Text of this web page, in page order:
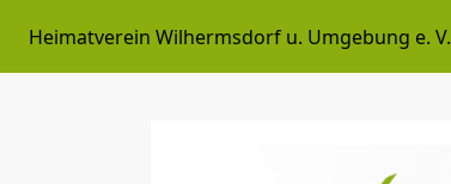
Heimatverein Wilhermsdorf u. Umgebung e. V.